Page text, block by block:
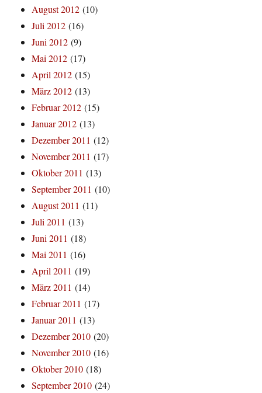
August 2012 (10)
Juli 2012 (16)
Juni 2012 (9)
Mai 2012 (17)
April 2012 (15)
März 2012 (13)
Februar 2012 (15)
Januar 2012 (13)
Dezember 2011 (12)
November 2011 (17)
Oktober 2011 (13)
September 2011 (10)
August 2011 (11)
Juli 2011 (13)
Juni 2011 (18)
Mai 2011 (16)
April 2011 (19)
März 2011 (14)
Februar 2011 (17)
Januar 2011 (13)
Dezember 2010 (20)
November 2010 (16)
Oktober 2010 (18)
September 2010 (24)